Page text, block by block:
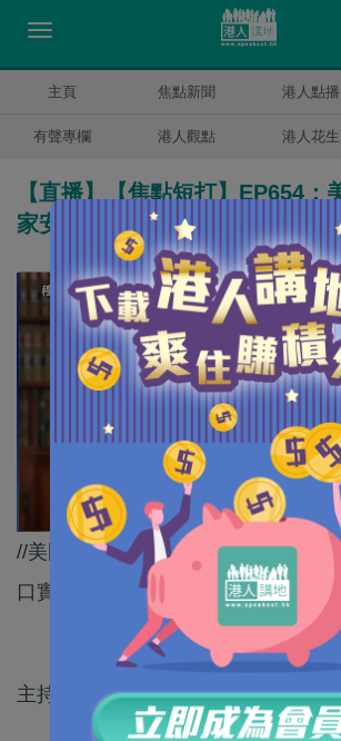
主頁 焦點新聞 港人點播
有聲專欄 港人觀點 港人花生
【直播】【焦點短打】EP654：
家安全受威脅 荒謬要求封殺大疆
//美國的產品在競爭上追不及中國，
口實來阻礙中國發展。//
主持：呂暢能